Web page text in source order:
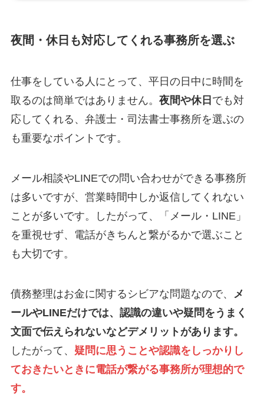
夜間・休日も対応してくれる事務所を選ぶ
仕事をしている人にとって、平日の日中に時間を
取るのは簡単ではありません。 夜間や休日 でも対
応してくれる、弁護士・司法書士事務所を選ぶの
も重要なポイントです。
メール相談やLINEでの問い合わせができる事務所
は多いですが、営業時間中しか返信してくれない
ことが多いです。したがって、「メール・LINE」
を重視せず、電話がきちんと繋がるかで選ぶこと
も大切です。
債務整理はお金に関するシビアな問題なので、
メ
ールやLINEだけでは、認識の違いや疑問をうまく
文面で伝えられないなどデメリットがあります。
したがって、 疑問に思うことや認識をしっかりし
ておきたいときに電話が繋がる事務所が理想的で
す。